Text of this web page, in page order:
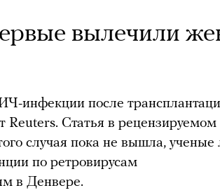
вылечили
инфекции после
Reuters. Статья в рецензируемом
случая пока не вышла, ученые
по ретровирусам
в Денвере.